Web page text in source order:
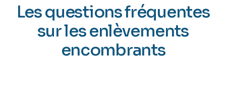
Les questions fréquentes
sur les enlèvements
encombrants